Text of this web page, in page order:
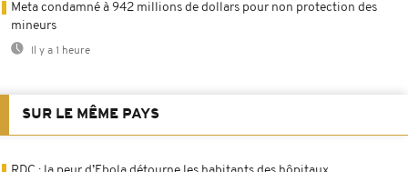
Meta condamné à 942 millions de dollars pour non protection des
mineurs
Il y a 1 heure
SUR LE MÊME PAYS